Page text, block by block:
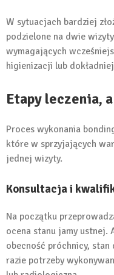
W sytuacjach bardziej
podzielone na dwie
wymagających
higienizacji lub
Etapy leczenia,
Proces wykonania
które w sprzyjających
jednej wizyty.
Konsultacja i
Na początku
ocena stanu jamy ustnej.
obecność próchnicy, stan
razie potrzeby